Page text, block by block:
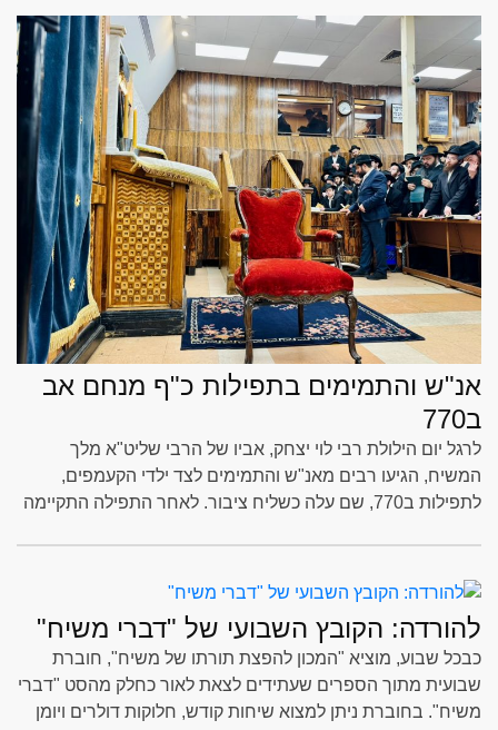
אנ"ש והתמימים בתפילות כ"ף מנחם אב
ב770
לרגל יום הילולת רבי לוי יצחק, אביו של הרבי שליט"א מלך
המשיח, הגיעו רבים מאנ"ש והתמימים לצד ילדי הקעמפים,
לתפילות ב770, שם עלה כשליח ציבור. לאחר התפילה התקיימה
להורדה: הקובץ השבועי של "דברי משיח"
כבכל שבוע, מוציא "המכון להפצת תורתו של משיח", חוברת
שבועית מתוך הספרים שעתידים לצאת לאור כחלק מהסט "דברי
משיח". בחוברת ניתן למצוא שיחות קודש, חלוקות דולרים ויומן